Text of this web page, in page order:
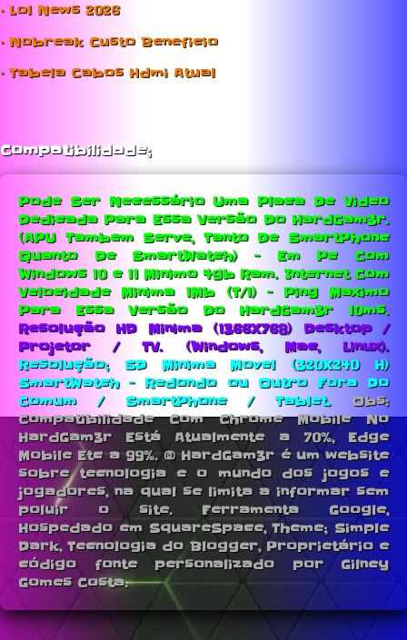
• Lol News 2026
• Nobreak Custo Beneficio
• Tabela Cabos Hdmi Atual
Compatibilidade;
Pode Ser Necessário Uma Placa De Video
Dedicada Para Essa Versão Do HardGam3r.
(APU Tambem Serve, Tanto De SmartPhone
Quanto De SmartWatch) - Em Pc Com
Windows 10 e 11 Minimo 4gb Ram. Internet Com
Velocidade Minima 1Mb (T/1) - Ping Maximo
Para Essa Versão Do HardGam3r 10ms.
Resolução HD Minima (1366X768) Desktop /
Projetor / TV. (Windows, Mac, Linux).
Resolução; SD Minima Movel (320X240 H)
SmartWatch - Redondo ou Outro Fora Do
Comum / SmartPhone / Tablet.Obs:
Compatibilidade Com Chrome Mobile No
HardGam3r Está Atualmente a 70%, Edge
Mobile Etc a 99%. © HardGam3r é um website
sobre tecnologia e o mundo dos jogos e
jogadores, na qual se limita a informar sem
poluir o site. Ferramenta Google,
Hospedado em SquareSpace, Theme; Simple
Dark, Tecnologia do Blogger, Proprietário e
código fonte personalizado por Gilney
Gomes Costa.